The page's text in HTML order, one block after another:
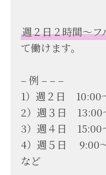
週２日２時間〜フ
て働けます。
– 例 – – –
1）週２日 10:00
2）週３日 13:00
3）週４日 15:00
4）週５日 9:00
など